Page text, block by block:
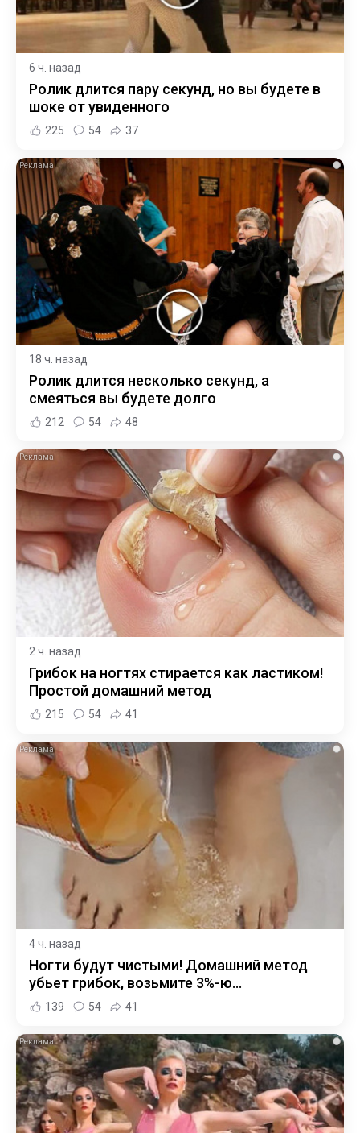
6 ч. назад
Ролик длится пару секунд, но вы будете в
шоке от увиденного
225 54 37
i
18 ч. назад
Ролик длится несколько секунд, а
смеяться вы будете долго
212 54 48
i
2 ч. назад
Грибок на ногтях стирается как ластиком!
Простой домашний метод
215 54 41
i
4 ч. назад
Ногти будут чистыми! Домашний метод
убьет грибок, возьмите 3%-ю…
139 54 41
i